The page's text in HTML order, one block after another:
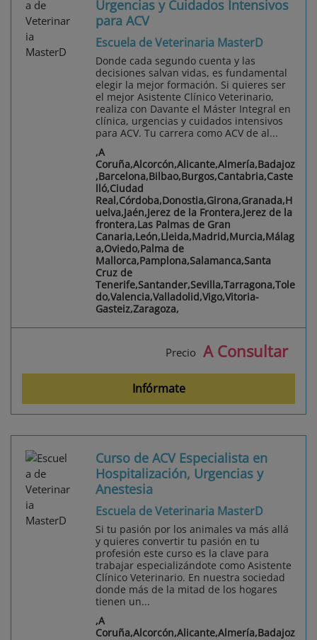
Urgencias y Cuidados Intensivos
para ACV
Escuela de Veterinaria MasterD
Donde cada segundo cuenta y las
decisiones salvan vidas, es fundamental
elegir la mejor formación. Si quieres ser
el mejor Asistente Clínico Veterinario,
realiza con Davante el Máster Integral en
clínica, urgencias y cuidados intensivos
para ACV. Tu carrera como ACV de al...
,A
Coruña,Alcorcón,Alicante,Almería,Badajoz
,Barcelona,Bilbao,Burgos,Cantabria,Caste
lló,Ciudad
Real,Córdoba,Donostia,Girona,Granada,H
uelva,Jaén,Jerez de la Frontera,Jerez de la
frontera,Las Palmas de Gran
Canaria,León,Lleida,Madrid,Murcia,Málag
a,Oviedo,Palma de
Mallorca,Pamplona,Salamanca,Santa
Cruz de
Tenerife,Santander,Sevilla,Tarragona,Tole
do,Valencia,Valladolid,Vigo,Vitoria-
Gasteiz,Zaragoza,
Precio A Consultar
Infórmate
Curso de ACV Especialista en
Hospitalización, Urgencias y
Anestesia
Escuela de Veterinaria MasterD
Si tu pasión por los animales va más allá
y quieres convertir tu pasión en tu
profesión este curso es la clave para
trabajar especializándote como Asistente
Clínico Veterinario. En nuestra sociedad
donde más de la mitad de los hogares
tienen un...
,A
Coruña,Alcorcón,Alicante,Almería,Badajoz